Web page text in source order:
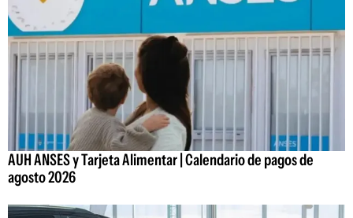
AUH ANSES y Tarjeta Alimentar | Calendario de pagos de
agosto 2026